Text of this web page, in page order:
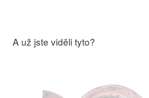
A už jste viděli tyto?